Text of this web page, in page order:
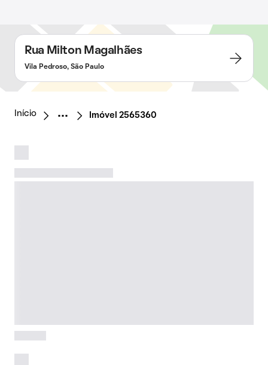
Rua Milton Magalhães
Vila Pedroso, São Paulo
Início Imóvel 2565360